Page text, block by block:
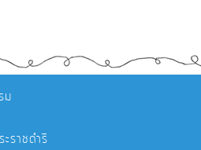
ม
ราชดำริ